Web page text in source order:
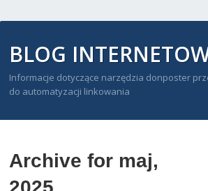
BLOG
Informacje dotyczące narzędzia donposter
do automatyzacji linkowania
Archive for maj,